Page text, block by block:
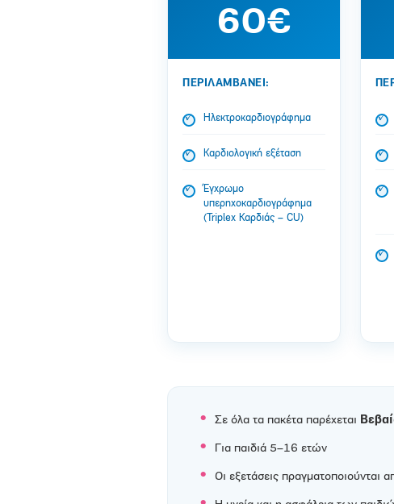
60€
ΠΕΡΙΛΑΜΒΑΝΕΙ:
Ηλεκτροκαρδιογράφημα
Καρδιολογική εξέταση
Έγχρωμο
υπερηχοκαρδιογράφημα
(Triplex Καρδιάς – CU)
Σε όλα τα πακέτα παρέχεται
Για παιδιά 5–16 ετών
Οι εξετάσεις πραγματοποιούνται